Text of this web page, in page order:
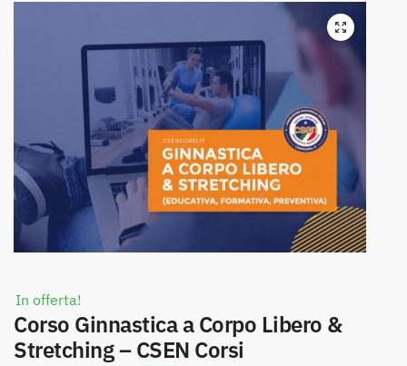
In offerta!
Corso Ginnastica a Corpo Libero &
Stretching – CSEN Corsi